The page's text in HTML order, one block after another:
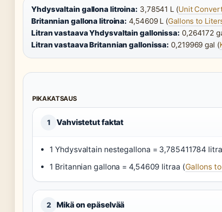
Yhdysvaltain gallona litroina: 3,78541 L (Unit
Britannian gallona litroina: 4,54609 L (Gallons to
Litran vastaava Yhdysvaltain gallonissa: 0,264172
Litran vastaava Britannian gallonissa: 0,219969 gal (
PIKAKATSAUS
1 Vahvistetut faktat
1 Yhdysvaltain nestegallona = 3,785411784
1 Britannian gallona = 4,54609 litraa (Gallons
2 Mikä on epäselvää